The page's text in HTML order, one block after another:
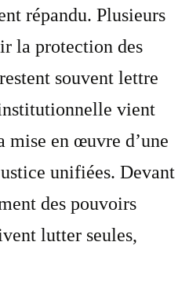
répandu. Plusieurs
la protection des
souvent lettre
vient
mise en œuvre d’une
unifiées. Devant
des pouvoirs
lutter seules,